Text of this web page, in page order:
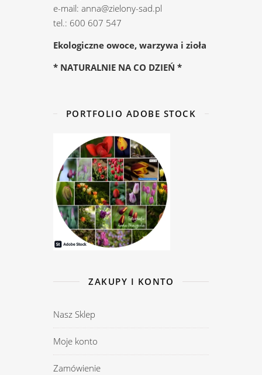
e-mail: anna@zielony-sad.pl
tel.: 600 607 547
Ekologiczne owoce, warzywa i zioła
* NATURALNIE NA CO DZIEŃ *
PORTFOLIO ADOBE STOCK
ZAKUPY I KONTO
Nasz Sklep
Moje konto
Zamówienie